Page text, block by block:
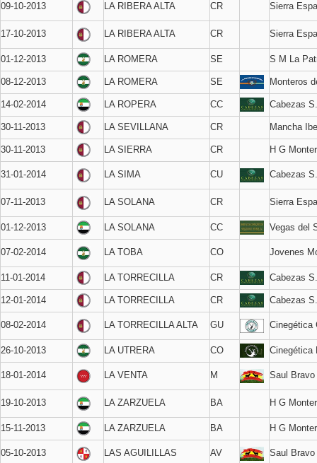
09-10-2013 LA RIBERA ALTA CR Sierra
17-10-2013 LA RIBERA ALTA CR Sierra
01-12-2013 LA ROMERA SE S M La
08-12-2013 LA ROMERA SE Monteros
14-02-2014 LA ROPERA CC Cabezas
30-11-2013 LA SEVILLANA CR Mancha
30-11-2013 LA SIERRA CR H G
31-01-2014 LA SIMA CU Cabezas
07-11-2013 LA SOLANA CR Sierra
01-12-2013 LA SOLANA CC Vegas del
07-02-2014 LA TOBA CO Jovenes
11-01-2014 LA TORRECILLA CR Cabezas
12-01-2014 LA TORRECILLA CR Cabezas
08-02-2014 LA TORRECILLA ALTA GU Cinegética
26-10-2013 LA UTRERA CO Cinegética
18-01-2014 LA VENTA M Saul
19-10-2013 LA ZARZUELA BA H G
15-11-2013 LA ZARZUELA BA H G
05-10-2013 LAS AGUILILLAS AV Saul